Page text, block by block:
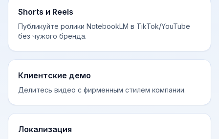
Shorts и Reels
Публикуйте ролики NotebookLM в TikTok/YouTube
без чужого бренда.
Клиентские демо
Делитесь видео с фирменным стилем компании.
Локализация